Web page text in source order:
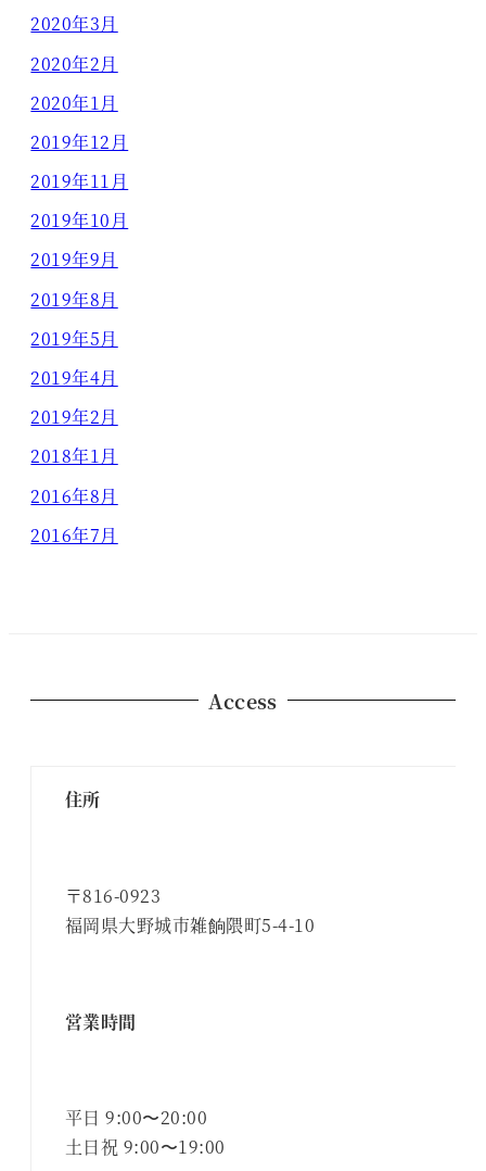
2020年3月
2020年2月
2020年1月
2019年12月
2019年11月
2019年10月
2019年9月
2019年8月
2019年5月
2019年4月
2019年2月
2018年1月
2016年8月
2016年7月
Access
住所
〒816-0923
福岡県大野城市雑餉隈町5-4-10
営業時間
平日 9:00〜20:00
土日祝 9:00〜19:00